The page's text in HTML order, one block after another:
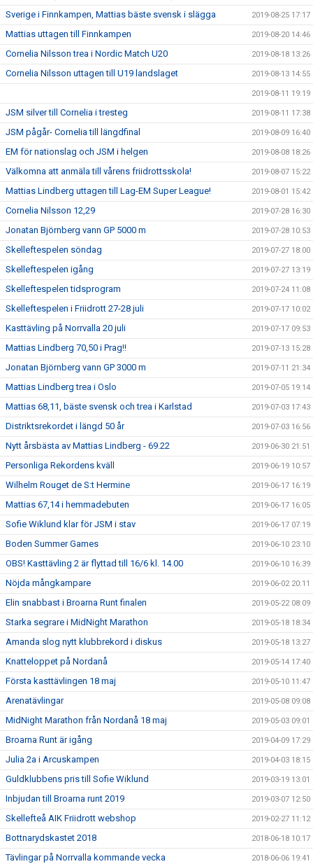
Sverige i Finnkampen, Mattias bäste svensk i slägga 2019-08-25 17:17
Mattias uttagen till Finnkampen 2019-08-20 14:46
Cornelia Nilsson trea i Nordic Match U20 2019-08-18 13:26
Cornelia Nilsson uttagen till U19 landslaget 2019-08-13 14:55
2019-08-11 19:19
JSM silver till Cornelia i tresteg 2019-08-11 17:38
JSM pågår- Cornelia till längdfinal 2019-08-09 16:40
EM för nationslag och JSM i helgen 2019-08-08 18:26
Välkomna att anmäla till vårens friidrottsskola! 2019-08-07 15:22
Mattias Lindberg uttagen till Lag-EM Super League! 2019-08-01 15:42
Cornelia Nilsson 12,29 2019-07-28 16:30
Jonatan Björnberg vann GP 5000 m 2019-07-28 10:53
Skelleftespelen söndag 2019-07-27 18:00
Skelleftespelen igång 2019-07-27 13:19
Skelleftespelen tidsprogram 2019-07-24 11:08
Skelleftespelen i Friidrott 27-28 juli 2019-07-17 10:02
Kasttävling på Norrvalla 20 juli 2019-07-17 09:53
Mattias Lindberg 70,50 i Prag!! 2019-07-13 15:28
Jonatan Björnberg vann GP 3000 m 2019-07-11 21:34
Mattias Lindberg trea i Oslo 2019-07-05 19:14
Mattias 68,11, bäste svensk och trea i Karlstad 2019-07-03 17:43
Distriktsrekordet i längd 50 år 2019-07-03 16:56
Nytt årsbästa av Mattias Lindberg - 69.22 2019-06-30 21:51
Personliga Rekordens kväll 2019-06-19 10:57
Wilhelm Rouget de S:t Hermine 2019-06-17 16:19
Mattias 67,14 i hemmadebuten 2019-06-17 16:05
Sofie Wiklund klar för JSM i stav 2019-06-17 07:19
Boden Summer Games 2019-06-10 23:10
OBS! Kasttävling 2 är flyttad till 16/6 kl. 14.00 2019-06-10 16:39
Nöjda mångkampare 2019-06-02 20:11
Elin snabbast i Broarna Runt finalen 2019-05-22 08:09
Starka segrare i MidNight Marathon 2019-05-18 18:34
Amanda slog nytt klubbrekord i diskus 2019-05-18 13:27
Knatteloppet på Nordanå 2019-05-14 17:40
Första kasttävlingen 18 maj 2019-05-10 11:47
Arenatävlingar 2019-05-08 09:08
MidNight Marathon från Nordanå 18 maj 2019-05-03 09:01
Broarna Runt är igång 2019-04-09 17:29
Julia 2a i Arcuskampen 2019-04-03 18:15
Guldklubbens pris till Sofie Wiklund 2019-03-19 13:01
Inbjudan till Broarna runt 2019 2019-03-07 12:50
Skellefteå AIK Friidrott webshop 2019-02-27 11:12
Bottnarydskastet 2018 2018-06-18 10:17
Tävlingar på Norrvalla kommande vecka 2018-06-06 19:41